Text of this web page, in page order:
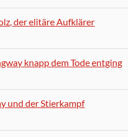
der elitäre Aufklärer
knapp dem Tode entging
und der Stierkampf